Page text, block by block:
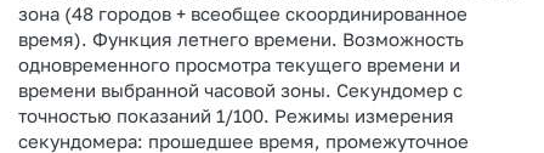
зона (48 городов + всеобщее скоординированное
время). Функция летнего времени. Возможность
одновременного просмотра текущего времени и
времени выбранной часовой зоны. Секундомер с
точностью показаний 1/100. Режимы измерения
секундомера: прошедшее время, промежуточное